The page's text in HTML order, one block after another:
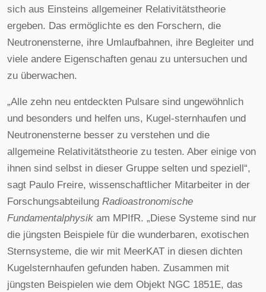
sich aus Einsteins allgemeiner Relativitätstheorie
ergeben. Das ermöglichte es den Forschern, die
Neutronensterne, ihre Umlaufbahnen, ihre Begleiter und
viele andere Eigenschaften genau zu untersuchen und
zu überwachen.
„Alle zehn neu entdeckten Pulsare sind ungewöhnlich
und besonders und helfen uns, Kugel-sternhaufen und
Neutronensterne besser zu verstehen und die
allgemeine Relativitätstheorie zu testen. Aber einige von
ihnen sind selbst in dieser Gruppe selten und speziell“,
sagt Paulo Freire, wissenschaftlicher Mitarbeiter in der
Forschungsabteilung Radioastronomische
Fundamentalphysik am MPIfR. „Diese Systeme sind nur
die jüngsten Beispiele für die wunderbaren, exotischen
Sternsysteme, die wir mit MeerKAT in diesen dichten
Kugelsternhaufen gefunden haben. Zusammen mit
jüngsten Beispielen wie dem Objekt NGC 1851E, das